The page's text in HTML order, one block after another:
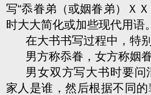
写“忝眷弟（或姻眷弟）Ｘ
时大大简化或加些现代用语。
在大书书写过程中，特
男方称忝眷，女方称姻眷
男女双方写大书时要问
家人是谁，然后根据不同的